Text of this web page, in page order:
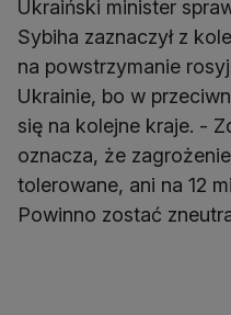
Ukraiński minister
Sybiha zaznaczył z
na powstrzymanie
Ukrainie, bo w
się na kolejne kraje. -
oznacza, że
tolerowane, ani na 12
Powinno zostać